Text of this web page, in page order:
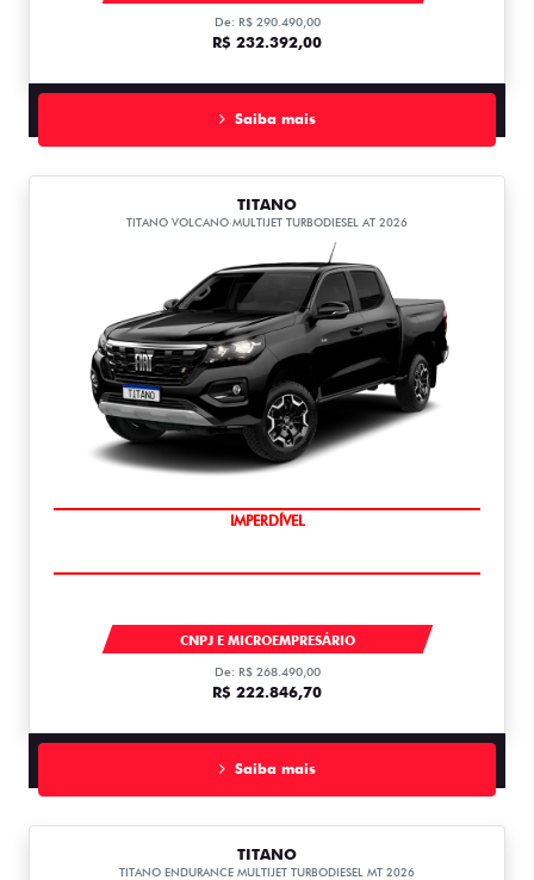
De: R$ 290.490,00
R$ 232.392,00
Saiba mais
TITANO
TITANO VOLCANO MULTIJET TURBODIESEL AT 2026
IMPERDÍVEL
CNPJ E MICROEMPRESÁRIO
De: R$ 268.490,00
R$ 222.846,70
Saiba mais
TITANO
TITANO ENDURANCE MULTIJET TURBODIESEL MT 2026